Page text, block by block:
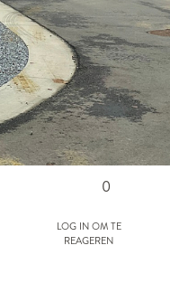
0
Log in om te
reageren